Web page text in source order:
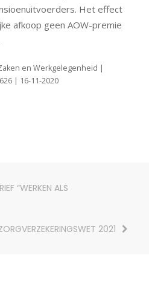
Het effect
afkoop geen AOW-premie
en Werkgelegenheid |
| 16-11-2020
“WERKEN ALS
2021